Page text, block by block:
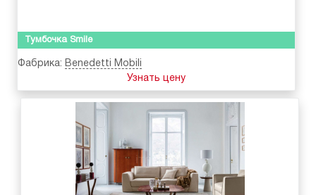
Тумбочка Smile
Фабрика: Benedetti Mobili
Узнать цену